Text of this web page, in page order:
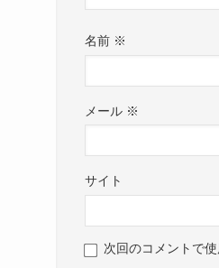
名前 ※
メール ※
サイト
次回のコメントで